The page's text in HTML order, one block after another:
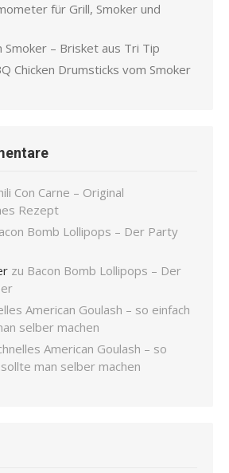
für Grill, Smoker und
Smoker – Brisket aus Tri Tip
Chicken Drumsticks vom Smoker
Con Carne – Original
Rezept
Bomb Lollipops – Der Party
zu Bacon Bomb Lollipops – Der
American Goulash – so einfach
selber machen
American Goulash – so
man selber machen